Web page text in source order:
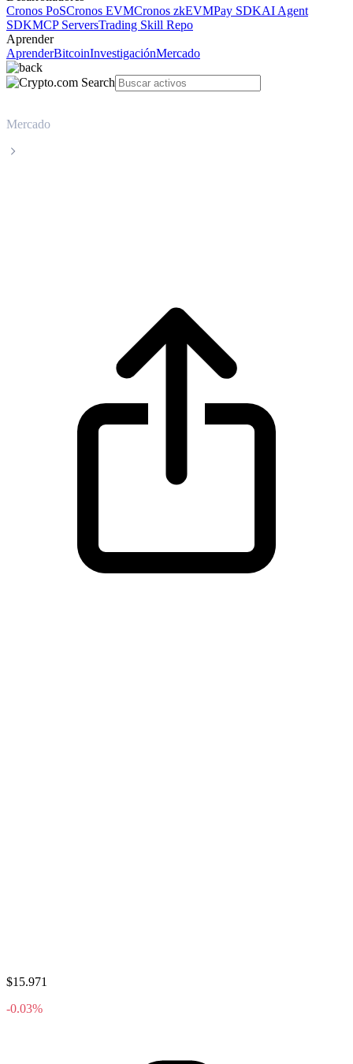
Cronos PoSCronos EVMCronos zkEVMPay SDKAI Agent
SDKMCP ServersTrading Skill Repo
Aprender
AprenderBitcoinInvestigaciónMercado
Mercado
$15.971
-0.03%